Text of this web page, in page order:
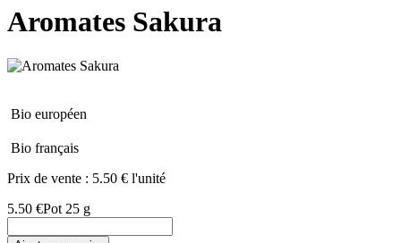
Aromates Sakura
Bio européen
Bio français
Prix de vente : 5.50 € l'unité
5.50 €Pot 25 g